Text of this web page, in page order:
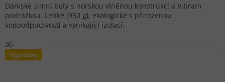
Dámské zimní boty s norskou vlněnou konstrukcí a Vibram
podrážkou. Lehké (950 g), ekologické s přirozenou
vodoodpudivostí a vynikající izolací.
36
Výprodej